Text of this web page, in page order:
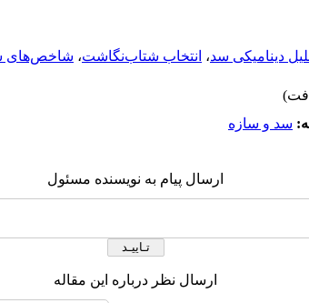
دینامیکی سد، انتخاب شتاب‌نگاشت، شاخص‌های
سد و سازه
ارسال پیام به نویسنده مسئول
ارسال نظر درباره این مقاله